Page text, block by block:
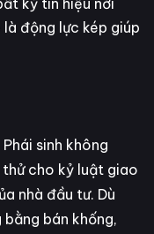
kỳ tín hiệu nới
là động lực kép giúp
sinh không
cho kỷ luật giao
nhà đầu tư. Dù
bán khống,